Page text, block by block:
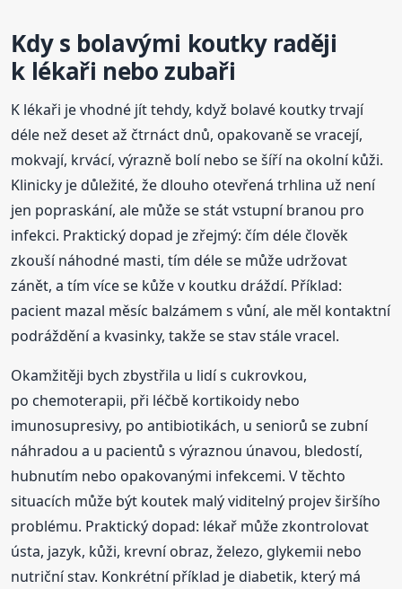
Kdy s bolavými koutky raději
k lékaři nebo zubaři
K lékaři je vhodné jít tehdy, když bolavé koutky trvají
déle než deset až čtrnáct dnů, opakovaně se vracejí,
mokvají, krvácí, výrazně bolí nebo se šíří na okolní kůži.
Klinicky je důležité, že dlouho otevřená trhlina už není
jen popraskání, ale může se stát vstupní branou pro
infekci. Praktický dopad je zřejmý: čím déle člověk
zkouší náhodné masti, tím déle se může udržovat
zánět, a tím více se kůže v koutku dráždí. Příklad:
pacient mazal měsíc balzámem s vůní, ale měl kontaktní
podráždění a kvasinky, takže se stav stále vracel.
Okamžitěji bych zbystřila u lidí s cukrovkou,
po chemoterapii, při léčbě kortikoidy nebo
imunosupresivy, po antibiotikách, u seniorů se zubní
náhradou a u pacientů s výraznou únavou, bledostí,
hubnutím nebo opakovanými infekcemi. V těchto
situacích může být koutek malý viditelný projev širšího
problému. Praktický dopad: lékař může zkontrolovat
ústa, jazyk, kůži, krevní obraz, železo, glykemii nebo
nutriční stav. Konkrétní příklad je diabetik, který má